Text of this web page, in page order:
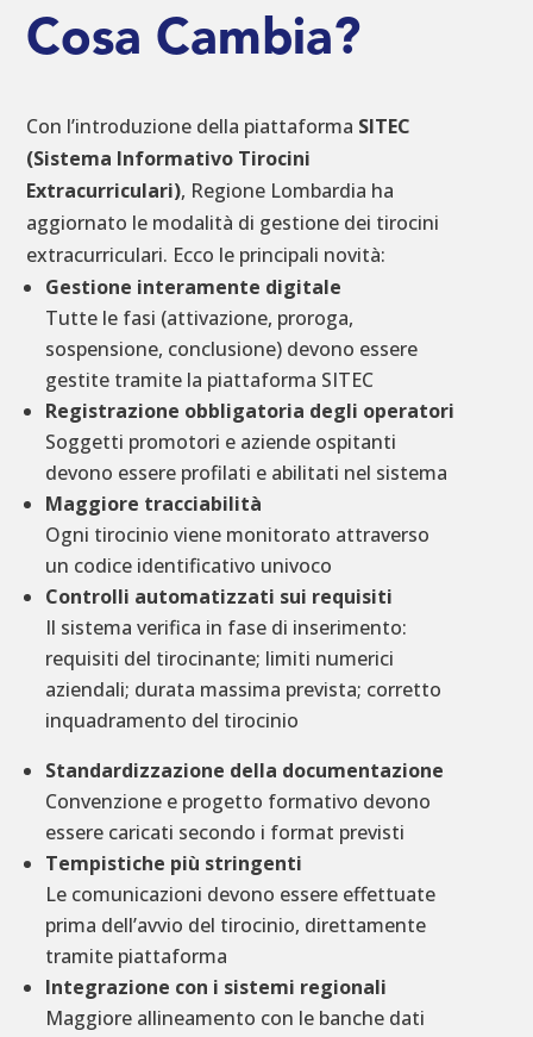
Cosa Cambia?
Con l’introduzione della piattaforma SITEC
(Sistema Informativo Tirocini
Extracurriculari), Regione Lombardia ha
aggiornato le modalità di gestione dei tirocini
extracurriculari. Ecco le principali novità:
Gestione interamente digitale
Tutte le fasi (attivazione, proroga,
sospensione, conclusione) devono essere
gestite tramite la piattaforma SITEC
Registrazione obbligatoria degli operatori
Soggetti promotori e aziende ospitanti
devono essere profilati e abilitati nel sistema
Maggiore tracciabilità
Ogni tirocinio viene monitorato attraverso
un codice identificativo univoco
Controlli automatizzati sui requisiti
Il sistema verifica in fase di inserimento:
requisiti del tirocinante; limiti numerici
aziendali; durata massima prevista; corretto
inquadramento del tirocinio
Standardizzazione della documentazione
Convenzione e progetto formativo devono
essere caricati secondo i format previsti
Tempistiche più stringenti
Le comunicazioni devono essere effettuate
prima dell’avvio del tirocinio, direttamente
tramite piattaforma
Integrazione con i sistemi regionali
Maggiore allineamento con le banche dati